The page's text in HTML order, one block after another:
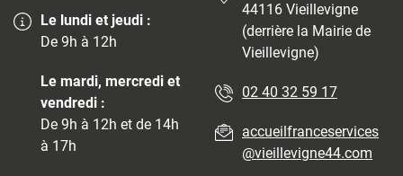
Le lundi et jeudi :
De 9h à 12h
Le mardi, mercredi et
vendredi :
De 9h à 12h et de 14h
à 17h
44116 Vieillevigne
(derrière la Mairie de
Vieillevigne)
02 40 32 59 17
accueilfranceservices
@vieillevigne44.com